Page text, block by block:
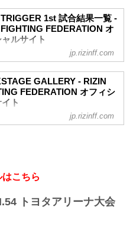
TRIGGER 1st 試合結果一覧 -
FIGHTING FEDERATION オ
ルサイト
合／スペシャルワンマッチ 昇侍
ルール：5分 3R（66.0kg）
）昇侍 vs. 萩原京平（WIN）
秒 TKO（レフェリーストップ：
ルール：5分 3R（68.0kg）
（3-0）
／スペシャルワンマッチ ストラ
jp.rizinff.com
GALLERY - RIZIN
FEDERATION オフィシ
ト
GALLERY の記事一覧 - 格
ファイティング フェデレーショ
。
jp.rizinff.com
こちら
トヨタアリーナ大会